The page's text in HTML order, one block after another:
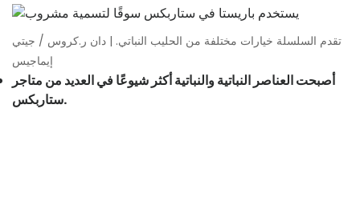
تقدم السلسلة خيارات مختلفة من الحليب النباتي. | دان ر.كروس / جيتي
إيماجيس
أصبحت العناصر النباتية والنباتية أكثر شيوعًا في العديد من متاجر
ستاربكس.